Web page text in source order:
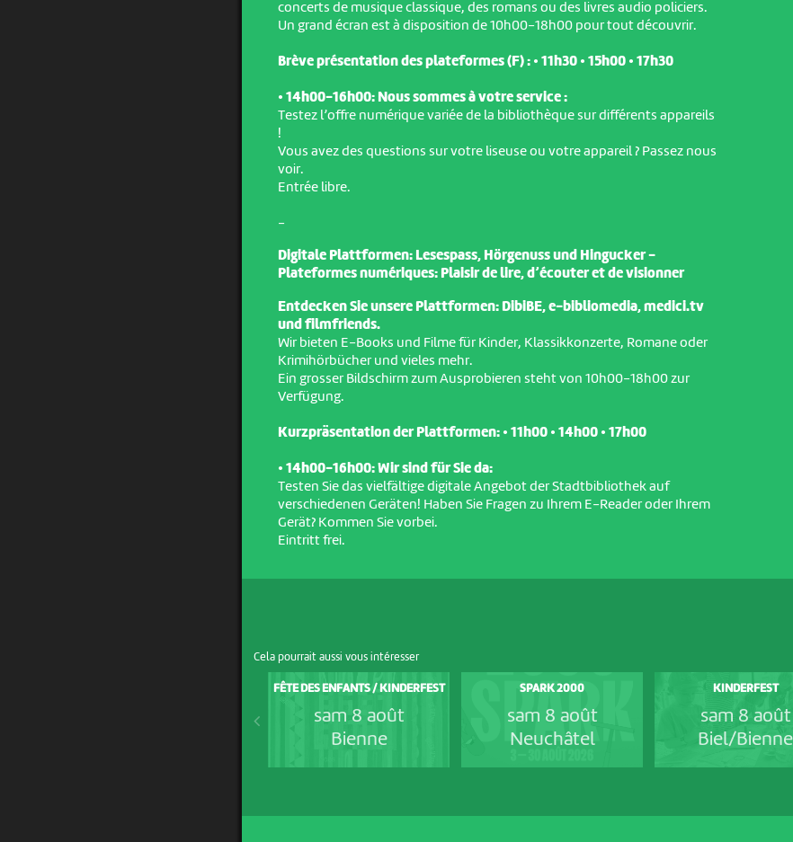
concerts de musique classique, des romans ou des livres audio policiers.
Un grand écran est à disposition de 10h00-18h00 pour tout découvrir.
Brève présentation des plateformes (F) : • 11h30 • 15h00 • 17h30
• 14h00-16h00: Nous sommes à votre service :
Testez l’offre numérique variée de la bibliothèque sur différents appareils
!
Vous avez des questions sur votre liseuse ou votre appareil ? Passez nous
voir.
Entrée libre.
-
Digitale Plattformen: Lesespass, Hörgenuss und Hingucker -
Plateformes numériques: Plaisir de lire, d’écouter et de visionner
Entdecken Sie unsere Plattformen: DibiBE, e-bibliomedia, medici.tv
und filmfriends.
Wir bieten E-Books und Filme für Kinder, Klassikkonzerte, Romane oder
Krimihörbücher und vieles mehr.
Ein grosser Bildschirm zum Ausprobieren steht von 10h00-18h00 zur
Verfügung.
Kurzpräsentation der Plattformen: •11h00 •14h00 • 17h00
• 14h00-16h00: Wir sind für Sie da:
Testen Sie das vielfältige digitale Angebot der Stadtbibliothek auf
verschiedenen Geräten! Haben Sie Fragen zu Ihrem E-Reader oder Ihrem
Gerät? Kommen Sie vorbei.
Eintritt frei.
Cela pourrait aussi vous intéresser
FÊTE DES ENFANTS / KINDERFEST
sam 8 août
Bienne
SPARK 2000
sam 8 août
Neuchâtel
KINDERFEST
sam 8 août
Biel/Bienne